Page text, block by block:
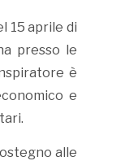
15 aprile di
presso le
è
e
alle